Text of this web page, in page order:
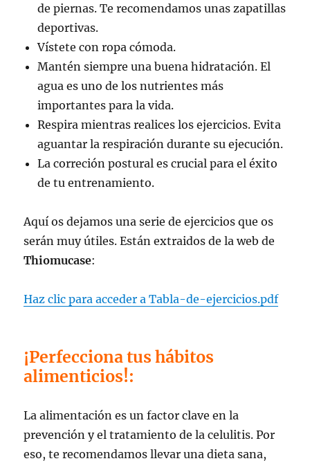
de piernas. Te recomendamos unas zapatillas
deportivas.
Vístete con ropa cómoda.
Mantén siempre una buena hidratación. El
agua es uno de los nutrientes más
importantes para la vida.
Respira mientras realices los ejercicios. Evita
aguantar la respiración durante su ejecución.
La correción postural es crucial para el éxito
de tu entrenamiento.
Aquí os dejamos una serie de ejercicios que os
serán muy útiles. Están extraidos de la web de
Thiomucase:
Haz clic para acceder a Tabla-de-ejercicios.pdf
¡Perfecciona tus hábitos
alimenticios!:
La alimentación es unfactor clave en la
prevención y el tratamiento de la celulitis. Por
eso, te recomendamos llevar una dieta sana,